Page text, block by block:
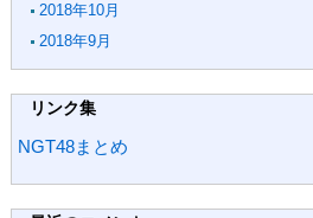
2018年10月
2018年9月
リンク集
NGT48まとめ